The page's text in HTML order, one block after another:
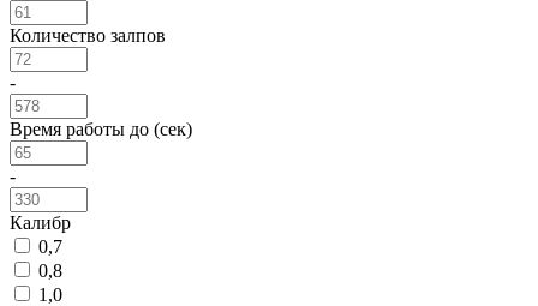
Количество залпов
-
Время работы до (сек)
-
Калибр
0,7
0,8
1,0